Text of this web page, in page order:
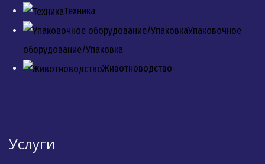
Техника
Упаковочное
оборудование/Упаковка
Животноводство
Услуги